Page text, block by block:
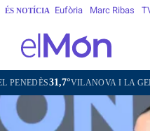
ÉS NOTÍCIA Eufòria Marc Ribas
VILANOVA I LA GELTRÚ31,3°LA